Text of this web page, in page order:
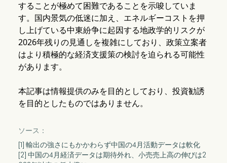
することが極めて困難であることを示唆していま
す。国内景気の低迷に加え、エネルギーコストを押
し上げている中東紛争に起因する地政学的リスクが
2026年残りの見通しを複雑にしており、政策立案者
はより積極的な経済支援策の検討を迫られる可能性
があります。
本記事は情報提供のみを目的としており、投資勧誘
を目的としたものではありません。
ソース：
[1] 輸出の強さにもかかわらず中国の4月活動データは軟化
[2] 中国の4月経済データは期待外れ、小売売上高の伸びは2